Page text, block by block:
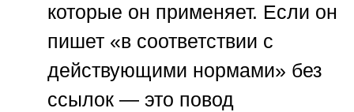
которые он применяет. Если он
пишет «в соответствии с
действующими нормами» без
ссылок — это повод